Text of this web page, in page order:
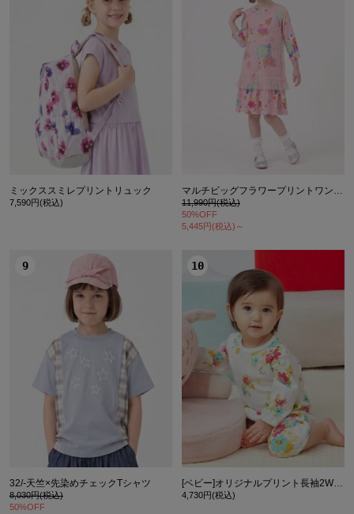
ミックススミレプリントリュック
7,590円(税込)
マルチビッグフラワープリントワンピース
11,990円(税込)
50%OFF
5,445円(税込)～
9
32/-天竺×先染めチェックTシャツ
8,030円(税込)
50%OFF
10
[ベビー]オリジナルプリント長袖2WAYカバーオール
4,730円(税込)